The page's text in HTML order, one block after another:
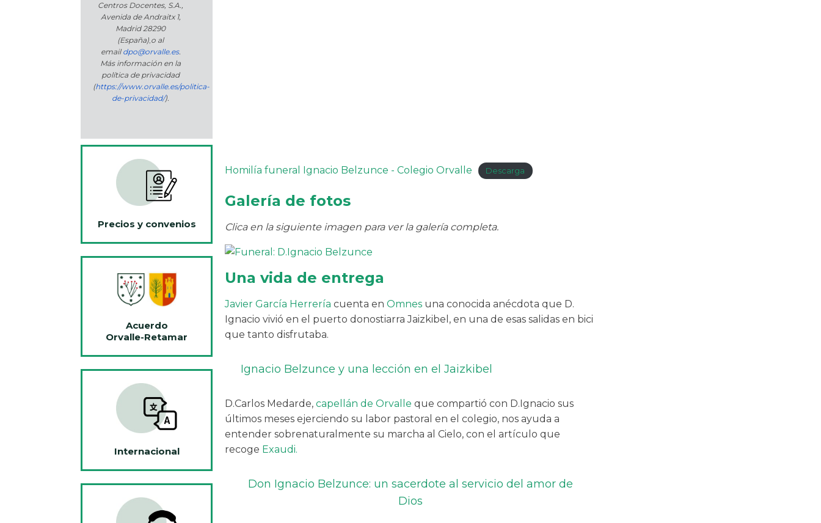
Centros Docentes, S.A.,
Avenida de Andraitx 1,
Madrid 28290
(España),o al
emaildpo@orvalle.es.
Más información en la
política de privacidad
(https://www.orvalle.es/politica-
de-privacidad/).
Precios y convenios
Acuerdo
Orvalle-Retamar
Internacional
Homilía funeral Ignacio Belzunce - Colegio Orvalle Descarga
Galería de fotos
Clica en la siguiente imagen para ver la galería completa.
Una vida de entrega
Javier García Herrería cuenta en Omnes una conocida anécdota que D.
Ignacio vivió en el puerto donostiarra Jaizkibel, en una de esas salidas en bici
que tanto disfrutaba.
Ignacio Belzunce y una lección en el Jaizkibel
D.Carlos Medarde, capellán de Orvalle que compartió con D.Ignacio sus
últimos meses ejerciendo su labor pastoral en el colegio, nos ayuda a
entender sobrenaturalmente su marcha al Cielo, con el artículo que
recoge Exaudi.
Don Ignacio Belzunce: un sacerdote al servicio del amor de
Dios